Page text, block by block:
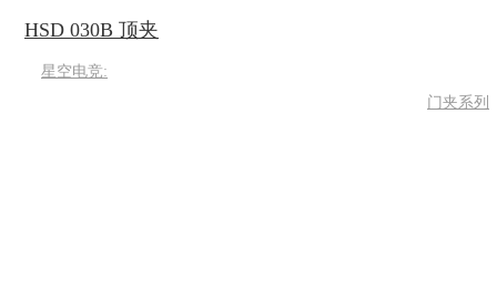
HSD 030B 顶夹
星空电竞:
门夹系列